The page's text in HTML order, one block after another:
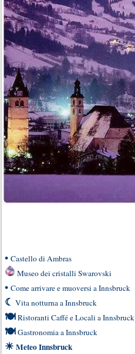
• Castello di Ambras
Museo dei cristalli Swarovski
• Come arrivare e muoversi a Innsbruck
☾ Vita notturna a Innsbruck
🍽Ristoranti Caffé e Locali a Innsbruck
🍽Gastronomia a Innsbruck
☀ Meteo Innsbruck